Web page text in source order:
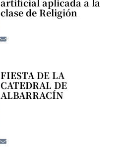
artificial aplicada a la
clase de Religión
FIESTA DE LA
CATEDRAL DE
ALBARRACÍN